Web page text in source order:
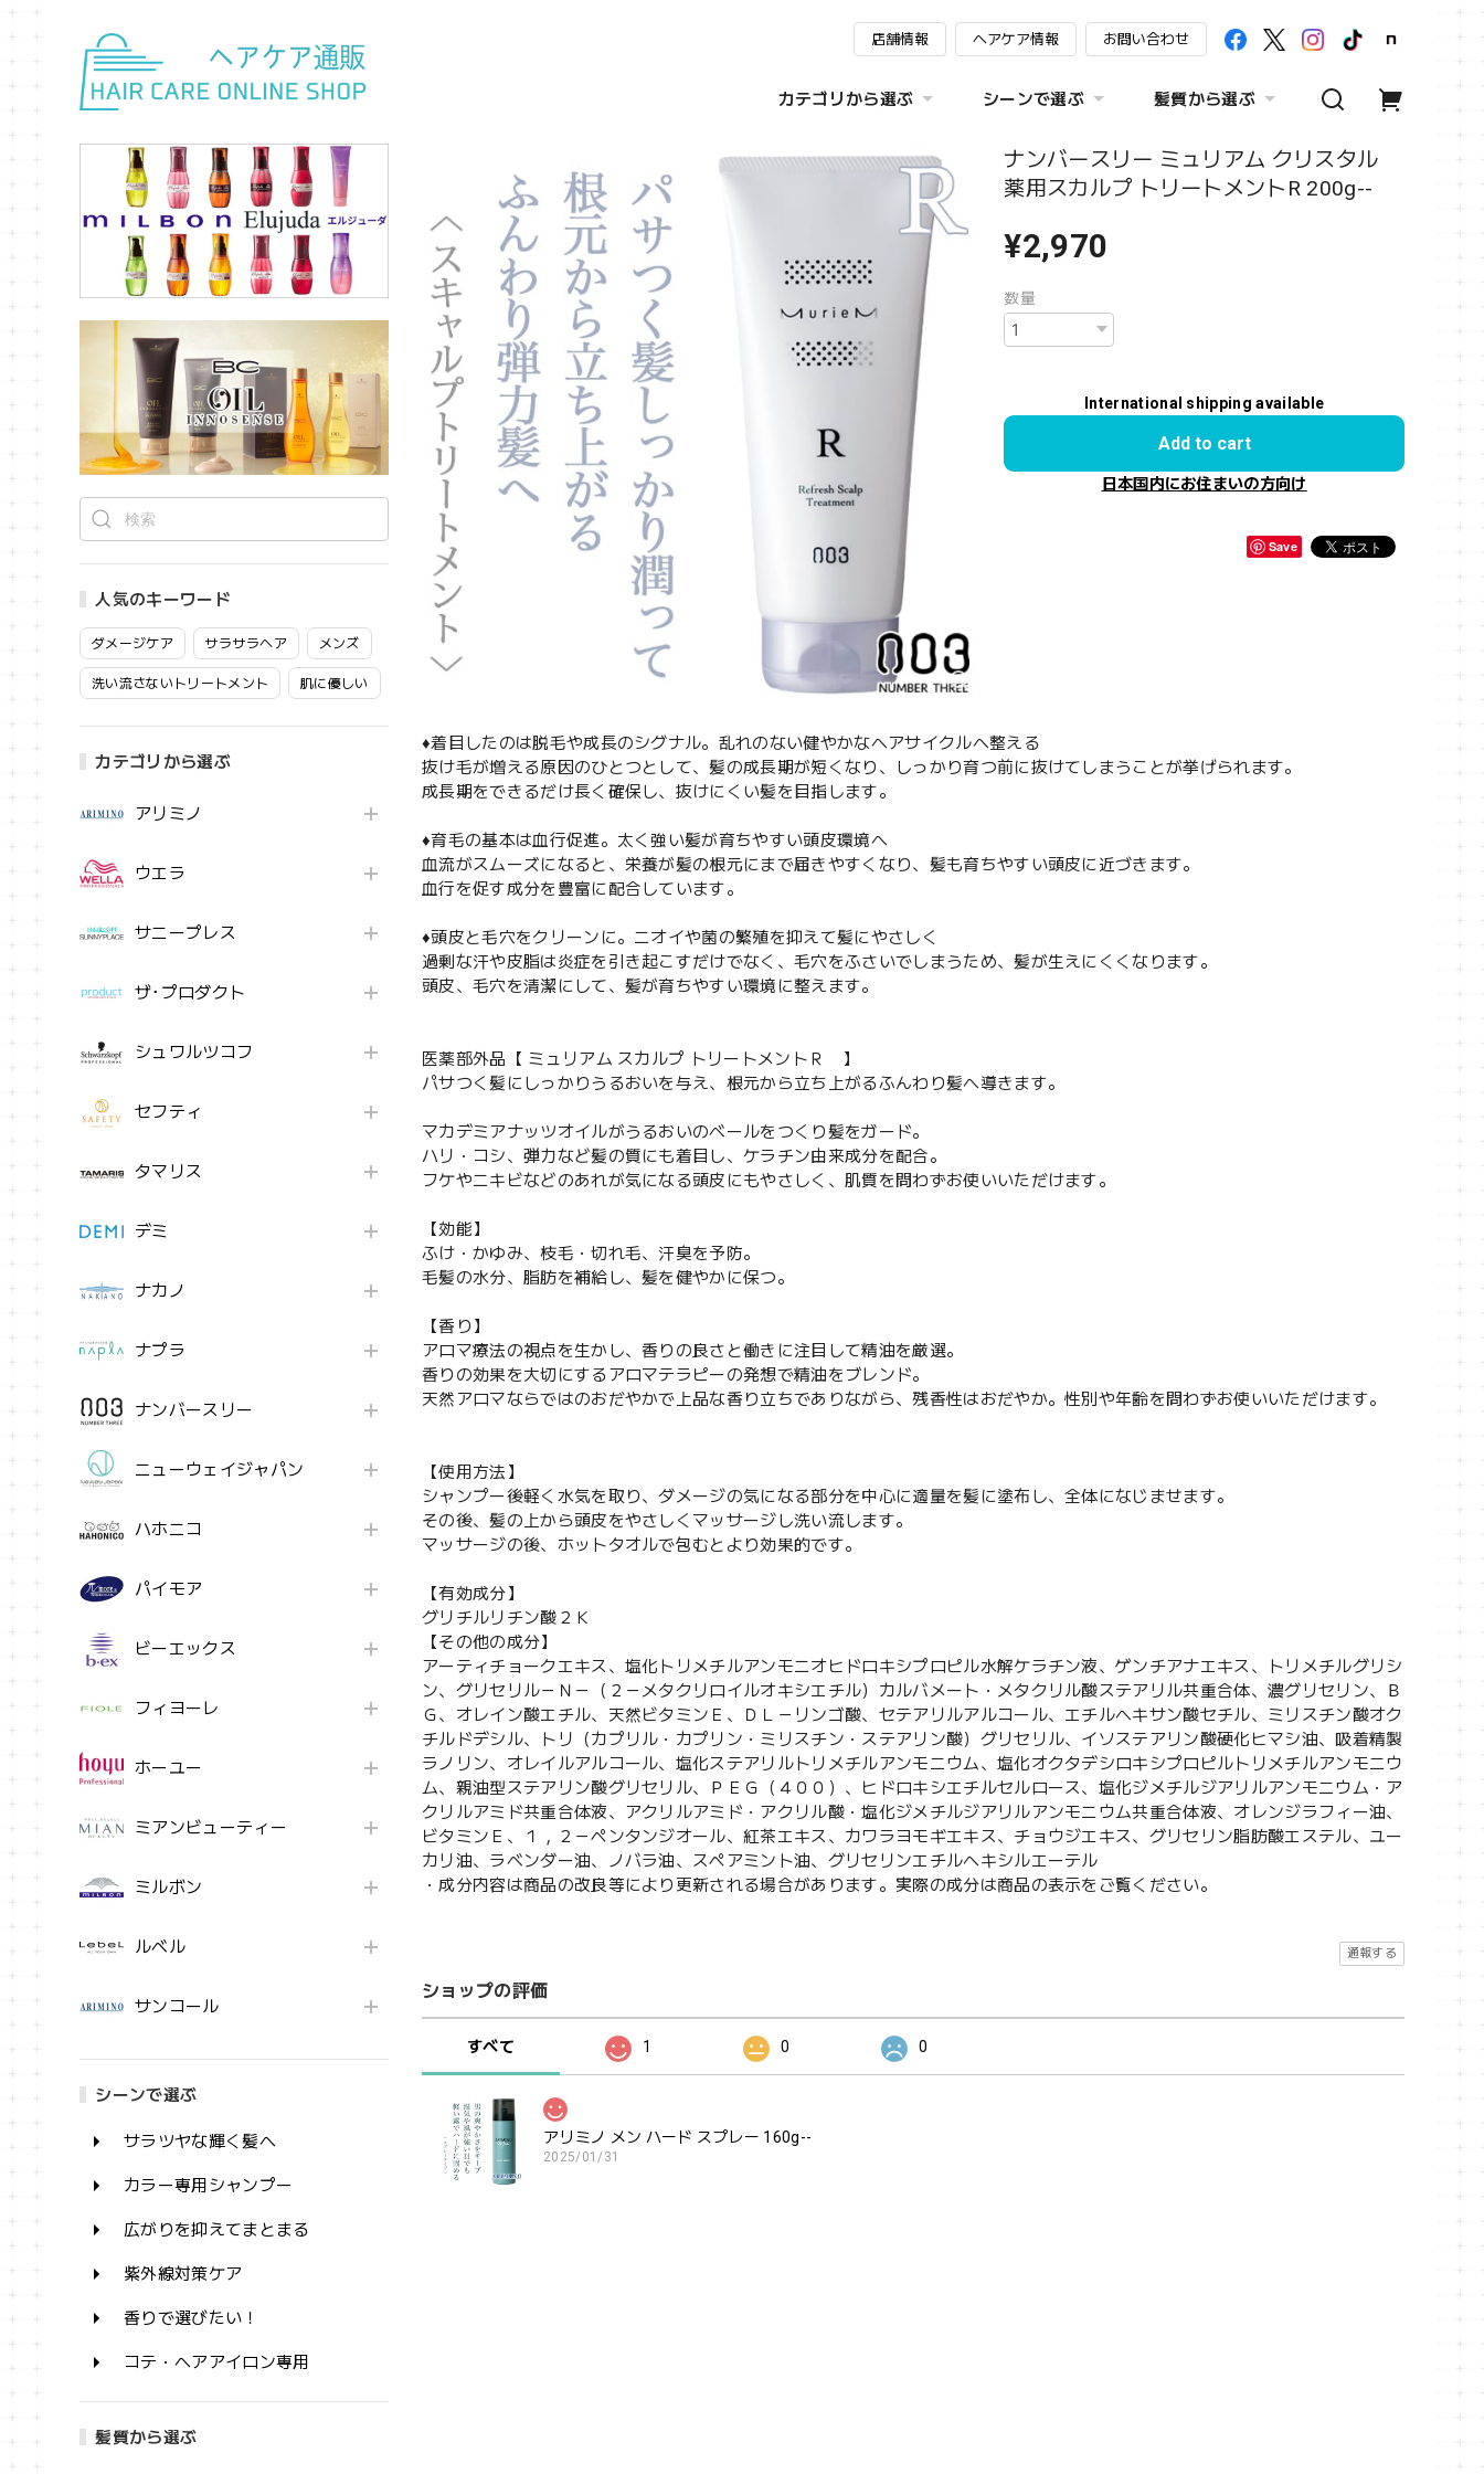
店舗情報 ヘアケア情報 お問い合わせ
カテゴリから選ぶ シーンで選ぶ 髪質から選ぶ
人気のキーワード
ダメージケア サラサラヘア メンズ
洗い流さないトリートメント 肌に優しい
カテゴリから選ぶ
アリミノ
ウエラ
サニープレス
ザ･プロダクト
シュワルツコフ
セフティ
タマリス
デミ
ナカノ
ナプラ
ナンバースリー
ニューウェイジャパン
ハホニコ
パイモア
ビーエックス
フィヨーレ
ホーユー
ミアンビューティー
ミルボン
ルベル
サンコール
シーンで選ぶ
サラツヤな輝く髪へ
カラー専用シャンプー
広がりを抑えてまとまる
紫外線対策ケア
香りで選びたい！
コテ・ヘアアイロン専用
髪質から選ぶ
ナンバースリー ミュリアム クリスタル
薬用スカルプ トリートメントR 200g--
¥2,970
数量
International shipping available
Add to cart
日本国内にお住まいの方向け
Save
♦着目したのは脱毛や成長のシグナル。乱れのない健やかなヘアサイクルへ整える
抜け毛が増える原因のひとつとして、髪の成長期が短くなり、しっかり育つ前に抜けてしまうことが挙げられます。
成長期をできるだけ長く確保し、抜けにくい髪を目指します。
♦育毛の基本は血行促進。太く強い髪が育ちやすい頭皮環境へ
血流がスムーズになると、栄養が髪の根元にまで届きやすくなり、髪も育ちやすい頭皮に近づきます。
血行を促す成分を豊富に配合しています。
♦頭皮と毛穴をクリーンに。ニオイや菌の繁殖を抑えて髪にやさしく
過剰な汗や皮脂は炎症を引き起こすだけでなく、毛穴をふさいでしまうため、髪が生えにくくなります。
頭皮、毛穴を清潔にして、髪が育ちやすい環境に整えます。
医薬部外品【 ミュリアム スカルプ トリートメントＲ 】
パサつく髪にしっかりうるおいを与え、根元から立ち上がるふんわり髪へ導きます。
マカデミアナッツオイルがうるおいのベールをつくり髪をガード。
ハリ・コシ、弾力など髪の質にも着目し、ケラチン由来成分を配合。
フケやニキビなどのあれが気になる頭皮にもやさしく、肌質を問わずお使いいただけます。
【効能】
ふけ・かゆみ、枝毛・切れ毛、汗臭を予防。
毛髪の水分、脂肪を補給し、髪を健やかに保つ。
【香り】
アロマ療法の視点を生かし、香りの良さと働きに注目して精油を厳選。
香りの効果を大切にするアロマテラピーの発想で精油をブレンド。
天然アロマならではのおだやかで上品な香り立ちでありながら、残香性はおだやか。性別や年齢を問わずお使いいただけます。
【使用方法】
シャンプー後軽く水気を取り、ダメージの気になる部分を中心に適量を髪に塗布し、全体になじませます。
その後、髪の上から頭皮をやさしくマッサージし洗い流します。
マッサージの後、ホットタオルで包むとより効果的です。
【有効成分】
グリチルリチン酸２Ｋ
【その他の成分】
アーティチョークエキス、塩化トリメチルアンモニオヒドロキシプロピル水解ケラチン液、ゲンチアナエキス、トリメチルグリシ
ン、グリセリル－Ｎ－（２－メタクリロイルオキシエチル）カルバメート・メタクリル酸ステアリル共重合体、濃グリセリン、Ｂ
Ｇ、オレイン酸エチル、天然ビタミンＥ、ＤＬ－リンゴ酸、セテアリルアルコール、エチルヘキサン酸セチル、ミリスチン酸オク
チルドデシル、トリ（カプリル・カプリン・ミリスチン・ステアリン酸）グリセリル、イソステアリン酸硬化ヒマシ油、吸着精製
ラノリン、オレイルアルコール、塩化ステアリルトリメチルアンモニウム、塩化オクタデシロキシプロピルトリメチルアンモニウ
ム、親油型ステアリン酸グリセリル、ＰＥＧ（４００）、ヒドロキシエチルセルロース、塩化ジメチルジアリルアンモニウム・ア
クリルアミド共重合体液、アクリルアミド・アクリル酸・塩化ジメチルジアリルアンモニウム共重合体液、オレンジラフィー油、
ビタミンＥ、１，２－ペンタンジオール、紅茶エキス、カワラヨモギエキス、チョウジエキス、グリセリン脂肪酸エステル、ユー
カリ油、ラベンダー油、ノバラ油、スペアミント油、グリセリンエチルヘキシルエーテル
・成分内容は商品の改良等により更新される場合があります。実際の成分は商品の表示をご覧ください。
通報する
ショップの評価
すべて 1 0 0
アリミノ メン ハード スプレー 160g--
2025/01/31